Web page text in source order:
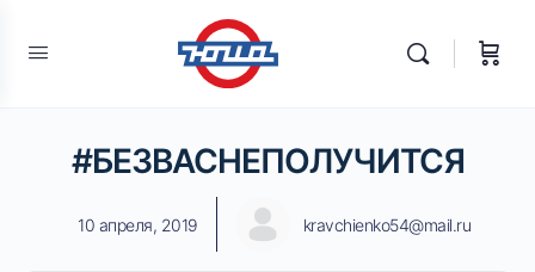
#БЕЗВАСНЕПОЛУЧИТСЯ
10 апреля, 2019 kravchienko54@mail.ru